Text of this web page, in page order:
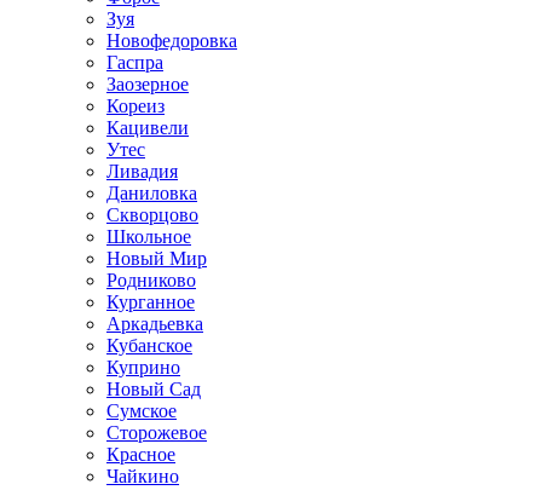
Зуя
Новофедоровка
Гаспра
Заозерное
Кореиз
Кацивели
Утес
Ливадия
Даниловка
Скворцово
Школьное
Новый Мир
Родниково
Курганное
Аркадьевка
Кубанское
Куприно
Новый Сад
Сумское
Сторожевое
Красное
Чайкино